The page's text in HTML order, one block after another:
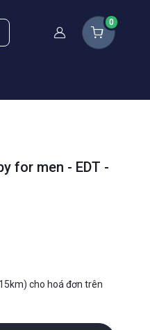
Thành viên
0
for men - EDT -
cho hoá đơn trên